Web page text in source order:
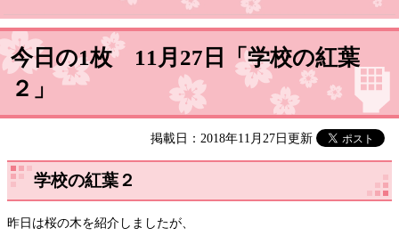
今日の1枚 11月27日「学校の紅葉
２」
掲載日：2018年11月27日更新
学校の紅葉２
昨日は桜の木を紹介しましたが、